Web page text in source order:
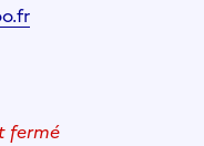
fermé